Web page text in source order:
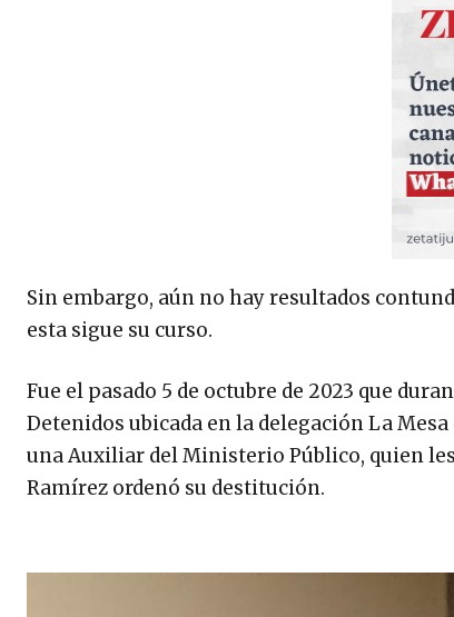
Sin embargo, aún no hay resultados
esta sigue su curso.
Fue el pasado 5 de octubre de 2023 que
Detenidos ubicada en la delegación La
una Auxiliar del Ministerio Público, quien
Ramírez ordenó su destitución.